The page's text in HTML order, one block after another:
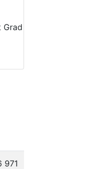
Grad
971